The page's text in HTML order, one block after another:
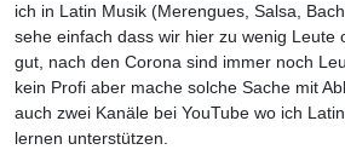
ich in Latin Musik (Merengues, Salsa,
sehe einfach dass wir hier zu wenig Leute
gut, nach den Corona sind immer noch
kein Profi aber mache solche Sache mit
auch zwei Kanäle bei YouTube wo ich
lernen unterstützen.